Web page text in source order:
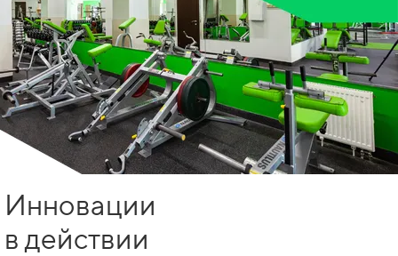
Инновации
в действии